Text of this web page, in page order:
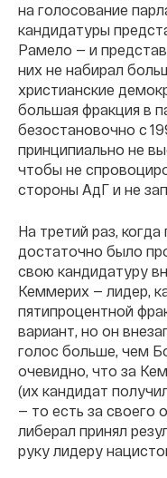
на голосование
кандидатуры
Рамело — и
них не набирал
христианские
большая фракция в
безостановочно с
принципиально не
чтобы не
стороны АдГ и не
На третий раз,
достаточно было
свою кандидатуру
Кеммерих — лидер,
пятипроцентной
вариант, но он
голос больше, чем
очевидно, что за
(их кандидат
— то есть за своего
либерал принял
руку лидеру